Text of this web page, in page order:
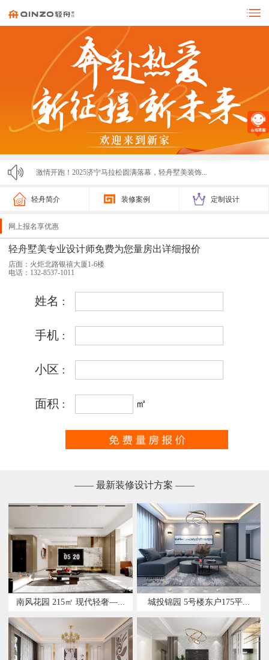
零投诉！！！济宁轻舟墅美装饰亮相市监局315展会，...
轻舟墅美2025春节放假通知
轻舟墅美装饰2025夏季招聘计划
轻舟简介 装修案例 定制设计
网上报名享优惠
轻舟墅美专业设计师免费为您量房出详细报价
店面：火炬北路银禧大厦1-6楼
电话：132-8537-1011
—— 最新装修设计方案 ——
南风花园 215㎡ 现代轻奢—... 城投锦园 5号楼东户175平...